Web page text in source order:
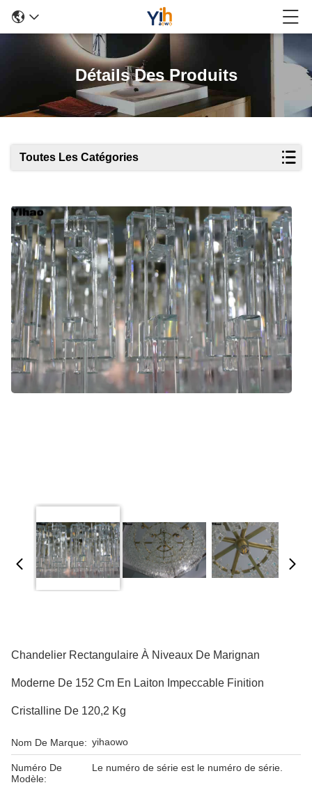
Détails Des Produits
Toutes Les Catégories
Chandelier Rectangulaire À Niveaux De Marignan
Moderne De 152 Cm En Laiton Impeccable Finition
Cristalline De 120,2 Kg
Nom De Marque: yihaowo
Numéro De
Modèle:
Le numéro de série est le numéro de série.